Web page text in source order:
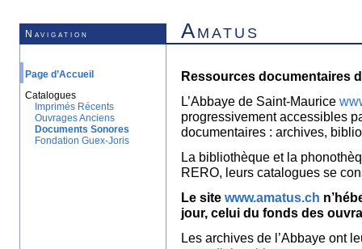
Navigation Amatus
Page d’Accueil
Catalogues
Imprimés Récents
Ouvrages Anciens
Documents Sonores
Fondation Guex-Joris
Ressources documentaires
L’Abbaye de Saint-Maurice
progressivement accessibles
documentaires : archives,
La bibliothèque et la
RERO, leurs catalogues se
Le site www.amatus.ch
jour, celui du fonds des
Les archives de l’Abbaye ont